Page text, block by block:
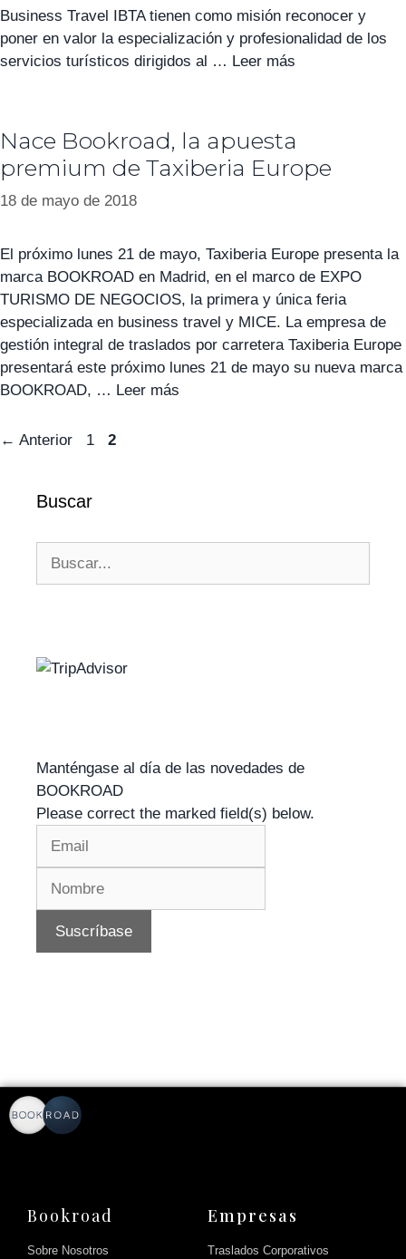
Business Travel IBTA tienen como misión reconocer y
poner en valor la especialización y profesionalidad de los
servicios turísticos dirigidos al … Leer más
Nace Bookroad, la apuesta
premium de Taxiberia Europe
18 de mayo de 2018
El próximo lunes 21 de mayo, Taxiberia Europe presenta la
marca BOOKROAD en Madrid, en el marco de EXPO
TURISMO DE NEGOCIOS, la primera y única feria
especializada en business travel y MICE. La empresa de
gestión integral de traslados por carretera Taxiberia Europe
presentará este próximo lunes 21 de mayo su nueva marca
BOOKROAD, … Leer más
← Anterior 1 2
Buscar
Manténgase al día de las novedades de
BOOKROAD
Please correct the marked field(s) below.
Bookroad
Sobre Nosotros
Empresas
Traslados Corporativos